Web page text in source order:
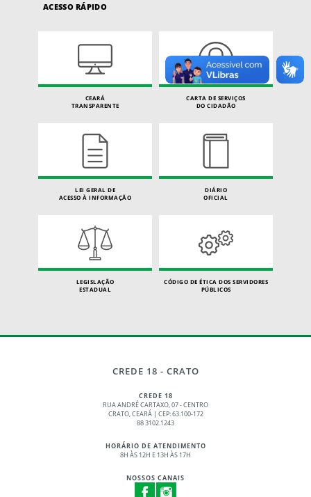
ACESSO RÁPIDO
CEARÁ
TRANSPARENTE
CARTA DE SERVIÇOS
DO CIDADÃO
LEI GERAL DE
ACESSO À INFORMAÇÃO
DIÁRIO
OFICIAL
LEGISLAÇÃO
ESTADUAL
CÓDIGO DE ÉTICA DOS SERVIDORES
PÚBLICOS
CREDE 18 - CRATO
CREDE 18
RUA ANDRÉ CARTAXO, 07 - CENTRO
CRATO, CEARÁ | CEP: 63.100-172
88 3102.1243
HORÁRIO DE ATENDIMENTO
8H ÀS 12H E 13H ÀS 17H
NOSSOS CANAIS